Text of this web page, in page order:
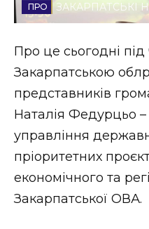
Втрачений
Втрачений
ЗАКАРПАТСЬКІ
НОВИНИ
ЗАКАРПАТСЬКІ
Про це сьогодні під
Закарпатською
представників
Наталія Федурцьо
управління
пріоритетних
економічного та
Закарпатської ОВА.